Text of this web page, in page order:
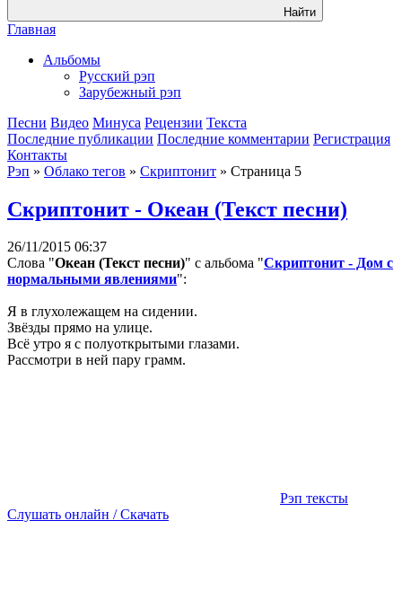
Найти
Главная
Альбомы
Русский рэп
Зарубежный рэп
Песни Видео Минуса Рецензии Текста
Последние публикации Последние комментарии Регистрация
Контакты
Рэп » Облако тегов » Скриптонит » Страница 5
Скриптонит - Океан (Текст песни)
26/11/2015 06:37
Слова "Океан (Текст песни)" с альбома "Скриптонит - Дом с
нормальными явлениями":
Я в глухолежащем на сидении.
Звёзды прямо на улице.
Всё утро я с полуоткрытыми глазами.
Рассмотри в ней пару грамм.
Рэп тексты
Слушать онлайн / Скачать